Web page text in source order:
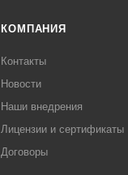
КОМПАНИЯ
Контакты
Новости
Наши внедрения
Лицензии и сертификаты
Договоры